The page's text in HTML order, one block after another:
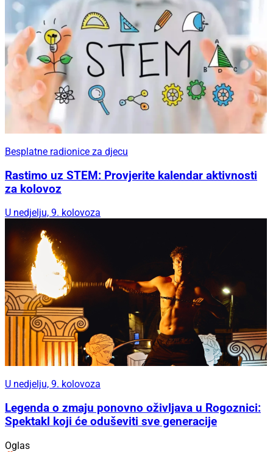
Besplatne radionice za djecu
Rastimo uz STEM: Provjerite kalendar aktivnosti
za kolovoz
U nedjelju, 9. kolovoza
U nedjelju, 9. kolovoza
Legenda o zmaju ponovno oživljava u Rogoznici:
Spektakl koji će oduševiti sve generacije
Oglas